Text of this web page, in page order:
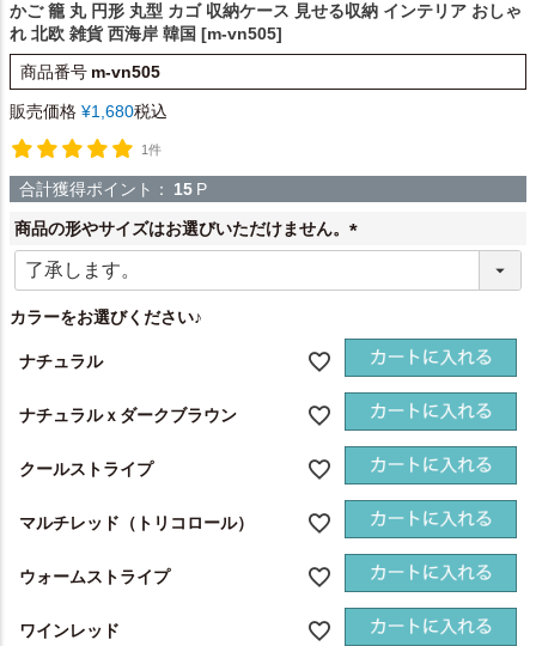
かご 籠 丸 円形 丸型 カゴ 収納ケース 見せる収納 インテリア おしゃ
れ 北欧 雑貨 西海岸 韓国 [m-vn505]
商品番号 m-vn505
販売価格 ¥1,680税込
1件
合計獲得ポイント： 15 P
商品の形やサイズはお選びいただけません。
(
カラーをお選びください♪
ナチュラル
ナチュラルｘダークブラウン
クールストライプ
マルチレッド（トリコロール）
ウォームストライプ
ワインレッド